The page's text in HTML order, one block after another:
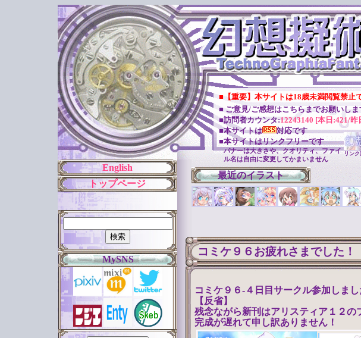
English
トップページ
■【重要】本サイトは18歳未満閲覧禁止
■ ご意見/ご感想はこちらまでお願いしま
■訪問者カウンタ:12243140 [本日:421/昨
■本サイトは
対応です
■本サイトはリンクフリーです
リンク
バナーは大きさや、クオリティ、ファイ
ル名は自由に変更してかまいません
最近のイラスト
MySNS
コミケ９６お疲れさまでした！
コミケ９６-４日目サークル参加しまし
【反省】
残念ながら新刊はアリスティア１２
完成が遅れて申し訳ありません！